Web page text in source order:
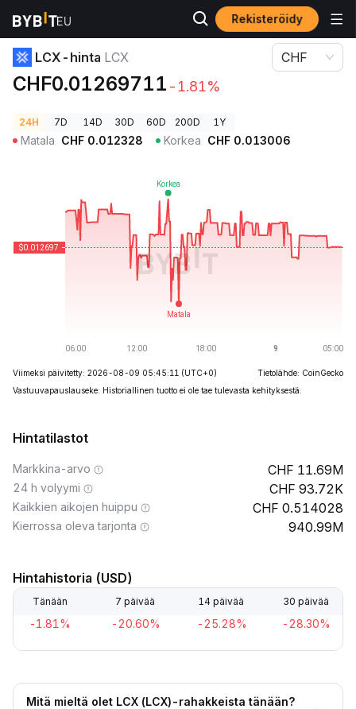
Rekisteröidy
Kryptohinnat
LCX-hinta LCX
CHF0.01269711 -1.81%
CHF
24H 7D 14D 30D 60D 200D 1Y
Matala CHF 0.012328 Korkea CHF 0.013006
Viimeksi päivitetty: 2026-08-09 05:45:11 (UTC+0)
Tietolähde: CoinGecko
Vastuuvapauslauseke: Historiallinen tuotto ei ole tae tulevasta kehityksestä.
Hintatilastot
Markkina-arvo 11.69M
24 h volyymi 93.72K
Kaikkien aikojen huippu 0.514028
Kierrossa oleva tarjonta 940.99M
Hintahistoria (USD)
Tänään 7 päivää 14 päivää 30 päivää
-1.81% -20.60% -25.28% -28.30%
Mitä mieltä olet LCX (LCX)-rahakkeista tänään?